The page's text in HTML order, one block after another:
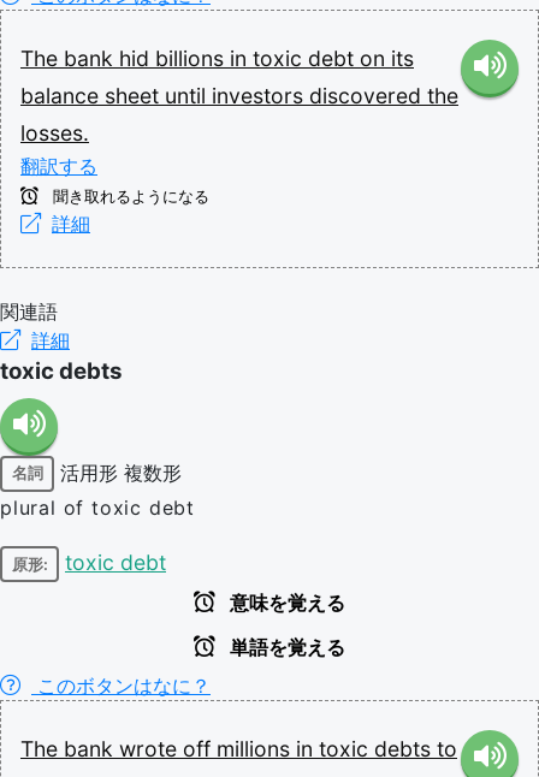
The bank hid billions in toxic debt on its
balance sheet until investors discovered the
losses.
翻訳する
聞き取れるようになる
詳細
関連語
詳細
toxic debts
名詞 活用形 複数形
plural of toxic debt
原形: toxic debt
意味を覚える
単語を覚える
このボタンはなに？
The bank wrote off millions in toxic debts to